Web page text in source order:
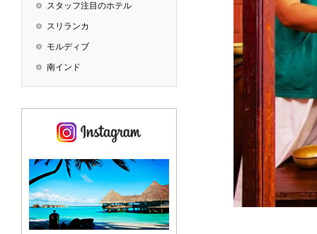
スタッフ注目のホテル
スリランカ
モルディブ
南インド